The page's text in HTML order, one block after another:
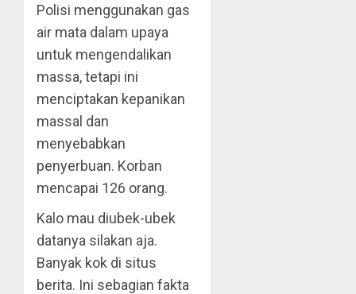
Polisi menggunakan gas
air mata dalam upaya
untuk mengendalikan
massa, tetapi ini
menciptakan kepanikan
massal dan
menyebabkan
penyerbuan. Korban
mencapai 126 orang.
Kalo mau diubek-ubek
datanya silakan aja.
Banyak kok di situs
berita. Ini sebagian fakta